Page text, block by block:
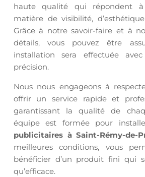
haute qualité qui répondent
matière de visibilité,
Grâce à notre savoir-faire et à
détails, vous pouvez être
installation sera effectuée
précision.
Nous nous engageons à
offrir un service rapide et
garantissant la qualité de
équipe est formée pour
publicitaires à Saint-Rémy-de-
meilleures conditions, vous
bénéficier d’un produit fini qui
qu’efficace.